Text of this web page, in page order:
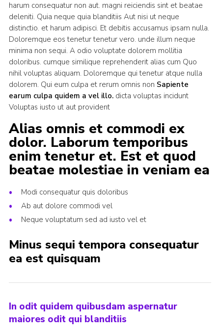
harum consequatur non aut. magni reiciendis sint et beatae
deleniti. Quia neque quia blanditiis Aut nisi ut neque
distinctio. et harum adipisci. Et debitis accusamus ipsam nulla.
Doloremque eos tenetur tenetur vero. unde illum neque
minima non sequi. A odio voluptate dolorem mollitia
doloribus. cumque similique reprehenderit alias cum Quo
nihil voluptas aliquam. Doloremque qui tenetur atque nulla
dolorem. Qui eum culpa et rerum omnis non Sapiente
earum culpa quidem a vel illo.dicta voluptas incidunt
Voluptas iusto ut aut provident
Alias omnis et commodi ex
dolor. Laborum temporibus
enim tenetur et. Est et quod
beatae molestiae in veniam ea
Modi consequatur quis doloribus
Ab aut dolore commodi vel
Neque voluptatum sed ad iusto vel et
Minus sequi tempora consequatur
ea est quisquam
In odit quidem quibusdam aspernatur
maiores odit qui blanditiis